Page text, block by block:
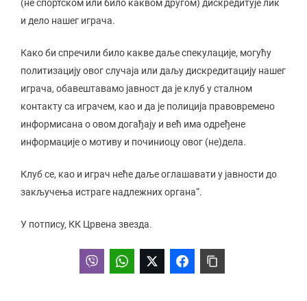
(не спортском или било каквом другом) дискредитује лик
и дело нашег играча.
Како би спречили било какве даље спекулације, могућу
политизацију овог случаја или даљу дискредитацију нашег
играча, обавештавамо јавност да је клуб у сталном
контакту са играчем, као и да је полиција правовремено
информисана о овом догађају и већ има одређене
информације о мотиву и починиоцу овог (не)дела.
Клуб се, као и играч неће даље оглашавати у јавности до
закључења истраге надлежних органа“.
У потпису, КК Црвена звезда.